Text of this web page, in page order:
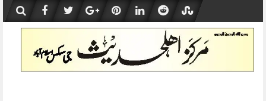
content